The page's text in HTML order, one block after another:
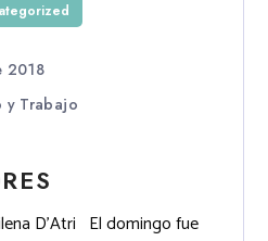
2018
y Trabajo
D’Atri El domingo fue